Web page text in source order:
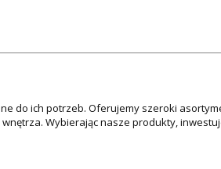
do ich potrzeb. Oferujemy szeroki
Wybierając nasze produkty,